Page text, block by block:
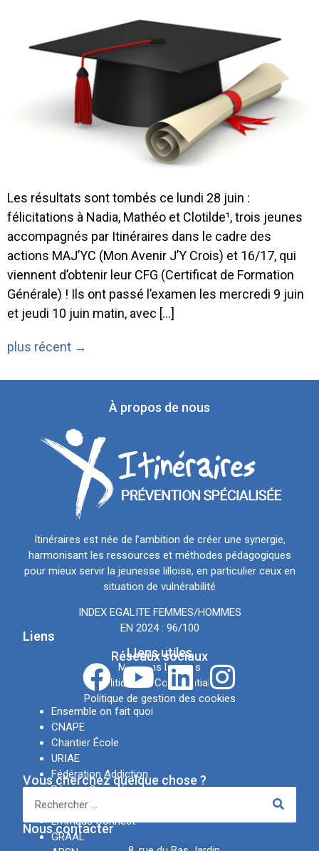
Les résultats sont tombés ce lundi 28 juin :
félicitations à Nadia, Mathéo et Clotilde¹, trois jeunes
accompagnés par Itinéraires dans le cadre des
actions MAJ’YC (Mon Avenir J’Y Crois) et 16/17, qui
viennent d’obtenir leur CFG (Certificat de Formation
Générale) ! Ils ont passé l’examen les mercredi 9 juin
et jeudi 10 juin matin, avec […]
plus récent →
À propos de nous
Itinéraires est née de l’ambition de créer une synergie,
harmonisant les ressources et méthodes pédagogiques
pour mieux servir la jeunesse lilloise, en particulier ceux en
situation de vulnérabilité
INDEX EGALITE FEMMES/HOMMES
EN 2024 : 96/100
LIens utiles
Mentions Légales
Politique de Confidentialité
Politique de gestion des cookies
Liens
Réseaux sociaux
Ensemble on fait quoi
CNAPE
Chantier École
URIAE
Fédération Addiction
Réseau Canopé
IREV
Emmaüs Connect
GRAAL
Vous cherchez quelque chose ?
Nous contacter